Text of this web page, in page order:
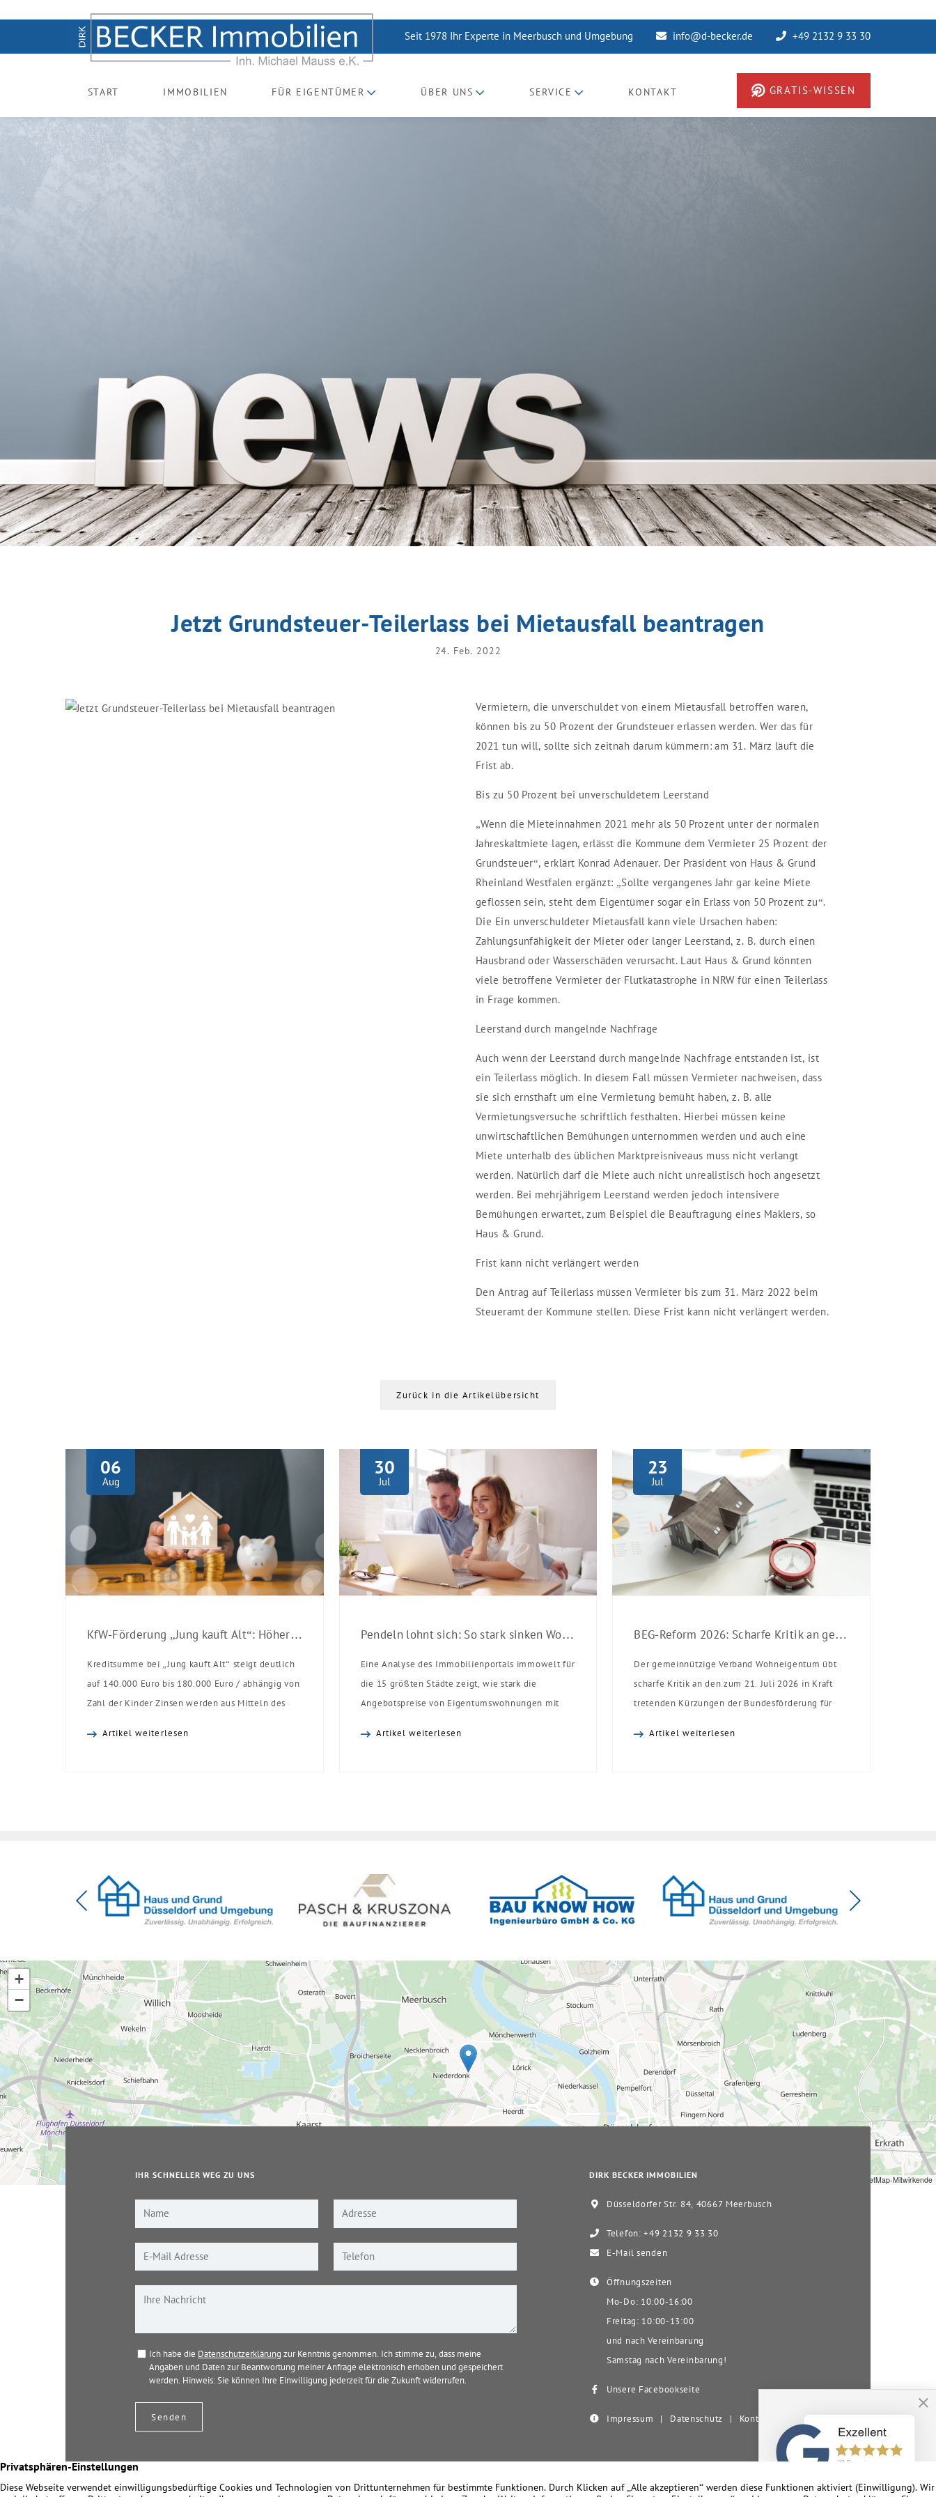
Seit 1978 Ihr Experte in Meerbusch und Umgebung info@d-becker.de +49 2132 9 33 30
START IMMOBILIEN FÜR EIGENTÜMER ÜBER UNS SERVICE KONTAKT GRATIS-WISSEN
Jetzt Grundsteuer-Teilerlass bei Mietausfall beantragen
24. Feb. 2022
Vermietern, die unverschuldet von einem Mietausfall betroffen waren,
können bis zu 50 Prozent der Grundsteuer erlassen werden. Wer das für
2021 tun will, sollte sich zeitnah darum kümmern: am 31. März läuft die
Frist ab.
Bis zu 50 Prozent bei unverschuldetem Leerstand
„Wenn die Mieteinnahmen 2021 mehr als 50 Prozent unter der normalen
Jahreskaltmiete lagen, erlässt die Kommune dem Vermieter 25 Prozent der
Grundsteuer“, erklärt Konrad Adenauer. Der Präsident von Haus & Grund
Rheinland Westfalen ergänzt: „Sollte vergangenes Jahr gar keine Miete
geflossen sein, steht dem Eigentümer sogar ein Erlass von 50 Prozent zu“.
Die Ein unverschuldeter Mietausfall kann viele Ursachen haben:
Zahlungsunfähigkeit der Mieter oder langer Leerstand, z. B. durch einen
Hausbrand oder Wasserschäden verursacht. Laut Haus & Grund könnten
viele betroffene Vermieter der Flutkatastrophe in NRW für einen Teilerlass
in Frage kommen.
Leerstand durch mangelnde Nachfrage
Auch wenn der Leerstand durch mangelnde Nachfrage entstanden ist, ist
ein Teilerlass möglich. In diesem Fall müssen Vermieter nachweisen, dass
sie sich ernsthaft um eine Vermietung bemüht haben, z. B. alle
Vermietungsversuche schriftlich festhalten. Hierbei müssen keine
unwirtschaftlichen Bemühungen unternommen werden und auch eine
Miete unterhalb des üblichen Marktpreisniveaus muss nicht verlangt
werden. Natürlich darf die Miete auch nicht unrealistisch hoch angesetzt
werden. Bei mehrjährigem Leerstand werden jedoch intensivere
Bemühungen erwartet, zum Beispiel die Beauftragung eines Maklers, so
Haus & Grund.
Frist kann nicht verlängert werden
Den Antrag auf Teilerlass müssen Vermieter bis zum 31. März 2022 beim
Steueramt der Kommune stellen. Diese Frist kann nicht verlängert werden.
Zurück in die Artikelübersicht
06
Aug
KfW-Förderung „Jung kauft Alt“: Höhere Kredite ab August 2026
Kreditsumme bei „Jung kauft Alt“ steigt deutlich
auf 140.000 Euro bis 180.000 Euro / abhängig von
Zahl der Kinder Zinsen werden aus Mitteln des
Artikel weiterlesen
30
Jul
Pendeln lohnt sich: So stark sinken Wohnungspreise im Umland
Eine Analyse des Immobilienportals immowelt für
die 15 größten Städte zeigt, wie stark die
Angebotspreise von Eigentumswohnungen mit
Artikel weiterlesen
23
Jul
BEG-Reform 2026: Scharfe Kritik an gekürzten Sanierungsförderungen
Der gemeinnützige Verband Wohneigentum übt
scharfe Kritik an den zum 21. Juli 2026 in Kraft
tretenden Kürzungen der Bundesförderung für
Artikel weiterlesen
+
−
© OpenStreetMap-Mitwirkende
IHR SCHNELLER WEG ZU UNS
Ich habe die Datenschutzerklärung zur Kenntnis genommen. Ich stimme zu, dass meine
Angaben und Daten zur Beantwortung meiner Anfrage elektronisch erhoben und gespeichert
werden. Hinweis: Sie können Ihre Einwilligung jederzeit für die Zukunft widerrufen.
DIRK BECKER IMMOBILIEN
Düsseldorfer Str. 84, 40667 Meerbusch
Telefon: +49 2132 9 33 30
E-Mail senden
Öffnungszeiten
Mo-Do: 10:00-16:00
Freitag: 10:00-13:00
und nach Vereinbarung
Samstag nach Vereinbarung!
Unsere Facebookseite
Impressum | Datenschutz | Kontakt